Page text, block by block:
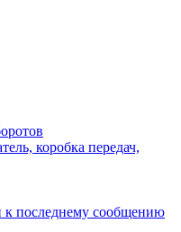
коробка передач,